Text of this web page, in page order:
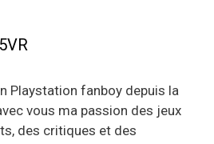
Playstation fanboy depuis la
vous ma passion des jeux
des critiques et des